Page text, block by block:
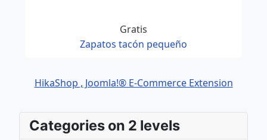
Gratis
Zapatos tacón pequeño
HikaShop , Joomla!® E-Commerce Extension
Categories on 2 levels